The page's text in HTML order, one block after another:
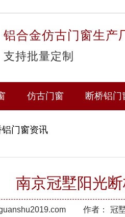
铝合金仿古门窗生产
支持批量定制
仿古门窗 断桥铝门
铝门窗资讯
南京冠墅阳光
作者： 冠